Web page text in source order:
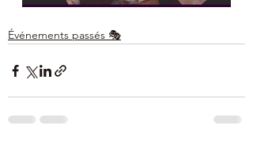
Événements passés 🎭